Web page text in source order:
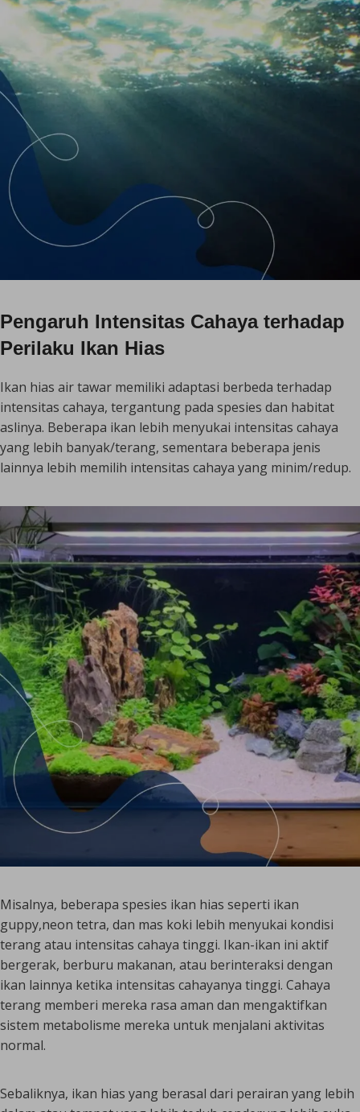
Pengaruh Intensitas Cahaya terhadap
Perilaku Ikan Hias
Ikan hias air tawar memiliki adaptasi berbeda terhadap
intensitas cahaya, tergantung pada spesies dan habitat
aslinya. Beberapa ikan lebih menyukai intensitas cahaya
yang lebih banyak/terang, sementara beberapa jenis
lainnya lebih memilih intensitas cahaya yang minim/redup.
Misalnya, beberapa spesies ikan hias seperti ikan
guppy,neon tetra, dan mas koki lebih menyukai kondisi
terang atau intensitas cahaya tinggi. Ikan-ikan ini aktif
bergerak, berburu makanan, atau berinteraksi dengan
ikan lainnya ketika intensitas cahayanya tinggi. Cahaya
terang memberi mereka rasa aman dan mengaktifkan
sistem metabolisme mereka untuk menjalani aktivitas
normal.
Sebaliknya, ikan hias yang berasal dari perairan yang lebih